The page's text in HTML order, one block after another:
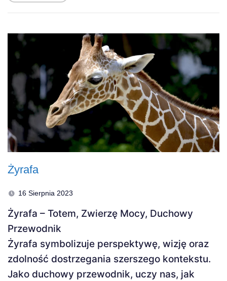
Żyrafa
16 Sierpnia 2023
Żyrafa – Totem, Zwierzę Mocy, Duchowy
Przewodnik
Żyrafa symbolizuje perspektywę, wizję oraz
zdolność dostrzegania szerszego kontekstu.
Jako duchowy przewodnik, uczy nas, jak